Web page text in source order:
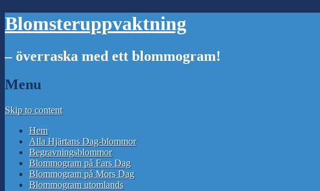
Blomsteruppvaktning
– överraska med ett blommogram!
Menu
Skip to content
Hem
Alla Hjärtans Dag-blommor
Begravningsblommor
Blommogram på Fars Dag
Blommogram på Mors Dag
Blommogram utomlands